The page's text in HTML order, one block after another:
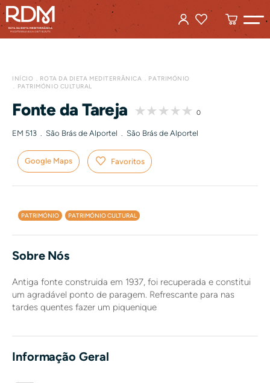
INÍCIO ROTA DA DIETA MEDITERRÂNICA
PATRIMÓNIO
PATRIMÓNIO CULTURAL
Fonte da Tareja 0
EM 513 . São Brás de Alportel . São Brás de Alportel
Google Maps Favoritos
PATRIMÓNIO PATRIMÓNIO CULTURAL
Sobre Nós
Antiga fonte construida em 1937, foi recuperada e constitui
um agradável ponto de paragem. Refrescante para nas
tardes quentes fazer um piquenique
Informação Geral